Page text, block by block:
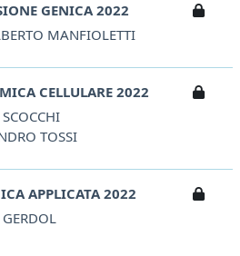
GENICA 2022
MANFIOLETTI
CELLULARE 2022
TOSSI
APPLICATA 2022